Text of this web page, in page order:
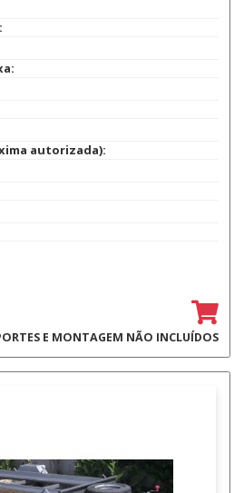
autorizada):
E MONTAGEM NÃO INCLUÍDOS